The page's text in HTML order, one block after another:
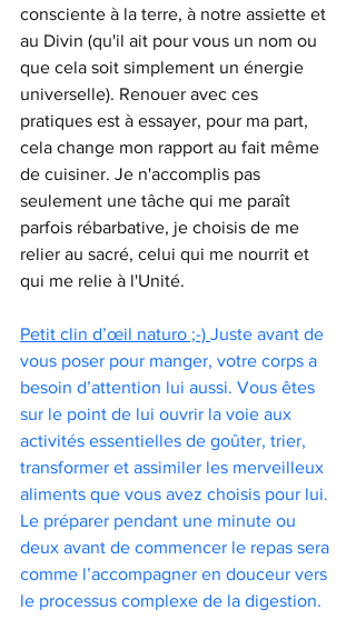
consciente à la terre, à notre assiette et
au Divin (qu'il ait pour vous un nom ou
que cela soit simplement un énergie
universelle). Renouer avec ces
pratiques est à essayer, pour ma part,
cela change mon rapport au fait même
de cuisiner. Je n'accomplis pas
seulement une tâche qui me paraît
parfois rébarbative, je choisis de me
relier au sacré, celui qui me nourrit et
qui me relie à l'Unité.
Petit clin d’œil naturo ;-) Juste avant de
vous poser pour manger, votre corps a
besoin d’attention lui aussi. Vous êtes
sur le point de lui ouvrir la voie aux
activités essentielles de goûter, trier,
transformer et assimiler les merveilleux
aliments que vous avez choisis pour lui.
Le préparer pendant une minute ou
deux avant de commencer le repas sera
comme l’accompagner en douceur vers
le processus complexe de la digestion.